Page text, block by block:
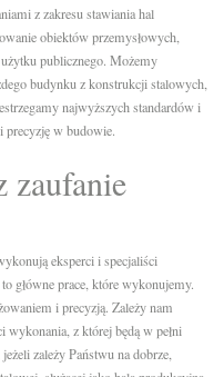
z zakresu stawiania hal
obiektów przemysłowych,
publicznego. Możemy
budynku z konstrukcji stalowych,
najwyższych standardów i
precyzję w budowie.
zaufanie
eksperci i specjaliści
główne prace, które wykonujemy.
i precyzją. Zależy nam
z której będą w pełni
zależy Państwu na dobrze,